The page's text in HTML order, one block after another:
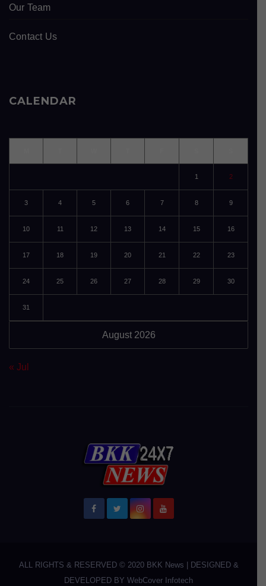
Our Team
Contact Us
CALENDAR
August 2026
1 2
3 4 5 6 7 8 9
10 11 12 13 14 15 16
17 18 19 20 21 22 23
24 25 26 27 28 29 30
31
« Jul
ALL RIGHTS & RESERVED © 2020 BKK News
DESIGNED &
DEVELOPED BY WebCover Infotech